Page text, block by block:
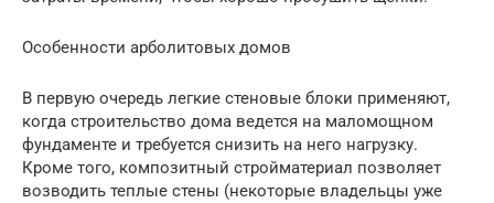
Особенности арболитовых домов
В первую очередь легкие стеновые блоки применяют,
когда строительство дома ведется на маломощном
фундаменте и требуется снизить на него нагрузку.
Кроме того, композитный стройматериал позволяет
возводить теплые стены (некоторые владельцы уже